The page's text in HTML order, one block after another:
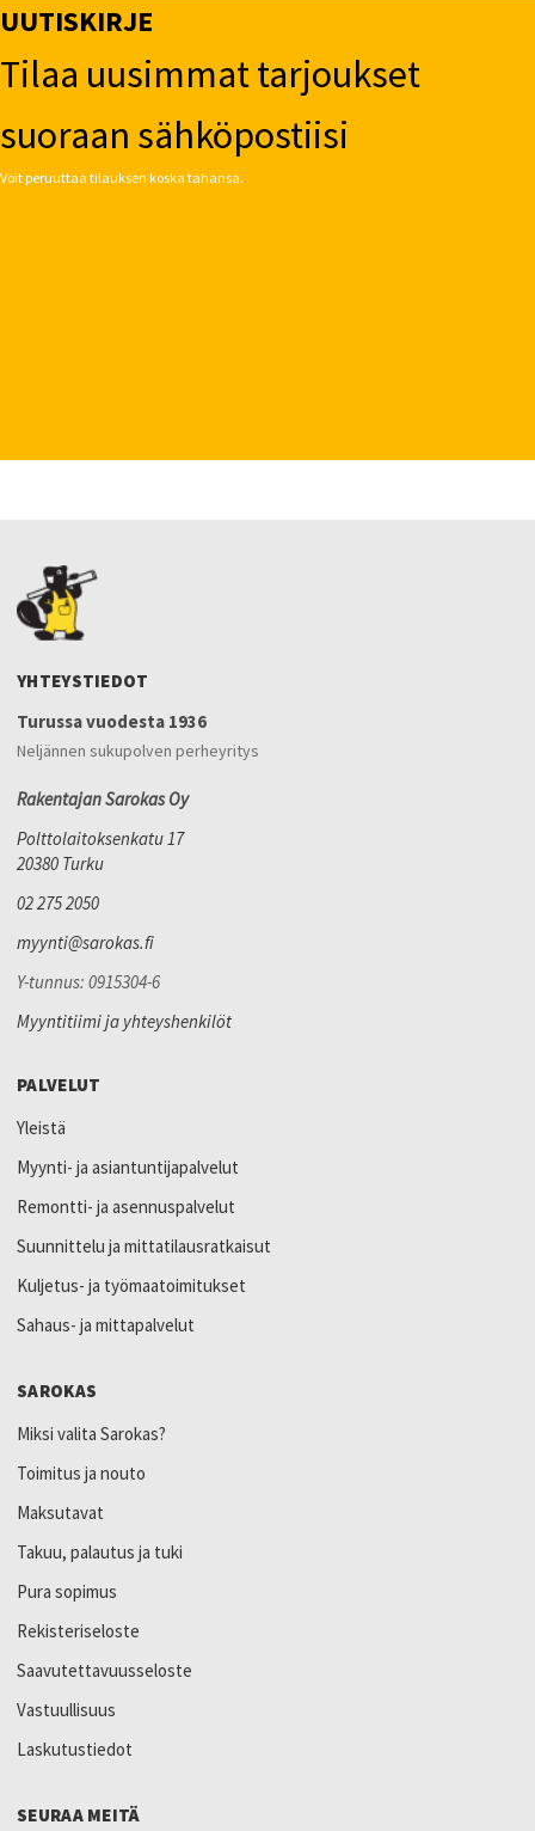
UUTISKIRJE
Tilaa uusimmat tarjoukset
suoraan sähköpostiisi
Voit peruuttaa tilauksen koska tahansa.
YHTEYSTIEDOT
Turussa vuodesta 1936
Neljännen sukupolven perheyritys
Rakentajan Sarokas Oy
Polttolaitoksenkatu 17
20380 Turku
02 275 2050
myynti@sarokas.fi
Y-tunnus: 0915304-6
Myyntitiimi ja yhteyshenkilöt
PALVELUT
Yleistä
Myynti- ja asiantuntijapalvelut
Remontti- ja asennuspalvelut
Suunnittelu ja mittatilausratkaisut
Kuljetus- ja työmaatoimitukset
Sahaus- ja mittapalvelut
SAROKAS
Miksi valita Sarokas?
Toimitus ja nouto
Maksutavat
Takuu, palautus ja tuki
Pura sopimus
Rekisteriseloste
Saavutettavuusseloste
Vastuullisuus
Laskutustiedot
SEURAA MEITÄ